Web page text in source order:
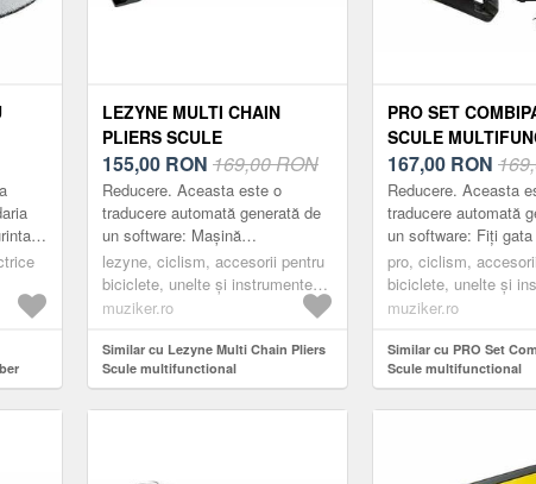
-
LEZYNE MULTI CHAIN
PLIERS SCULE
MULTIFUNCTIONAL
155,00 RON 169,00 RON
Reducere. Aceasta este o
traducere automată generată de
un software: Mașină
profesională, versatilă cu unelte
pentru biciclete multi-unelte
proiectate pentru...
lezyne, ciclism, accesorii pentru
biciclete, unelte și instrumente
multifuncționale, scule multiple
muziker.ro
Similar cu Lezyne Multi Chain Pliers
Scule multifunctional
PRO SET
SCULE
167,00 RON
Reducere. Aceasta
traducere automată
un software: Fiți
geantă compactă
Combipack. Se
ușurință la tija de ș...
pro, ciclism,
biciclete, unelte și
multifuncționale,
muziker.ro
Similar cu PRO Set
Scule multifunctional